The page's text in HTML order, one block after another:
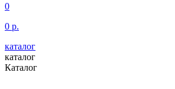
0
0 р.
каталог
каталог
Каталог